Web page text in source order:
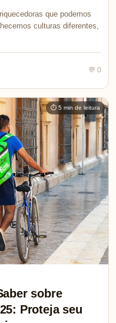
que podemos
culturas diferentes,
💬 0
⏱ 5 min de leitura
sobre
Proteja seu